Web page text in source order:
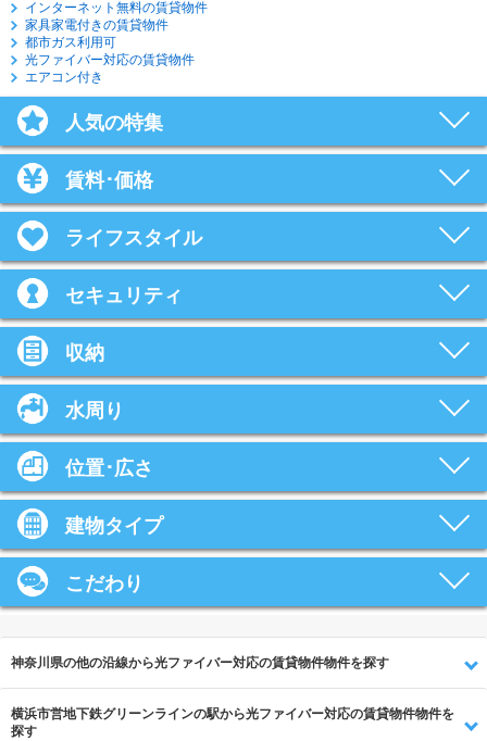
インターネット無料の賃貸物件
家具家電付きの賃貸物件
都市ガス利用可
光ファイバー対応の賃貸物件
エアコン付き
人気の特集
賃料･価格
ライフスタイル
セキュリティ
収納
水周り
位置･広さ
建物タイプ
こだわり
神奈川県の他の沿線から光ファイバー対応の賃貸物件物件を探す
横浜市営地下鉄グリーンラインの駅から光ファイバー対応の賃貸物件物件を
探す